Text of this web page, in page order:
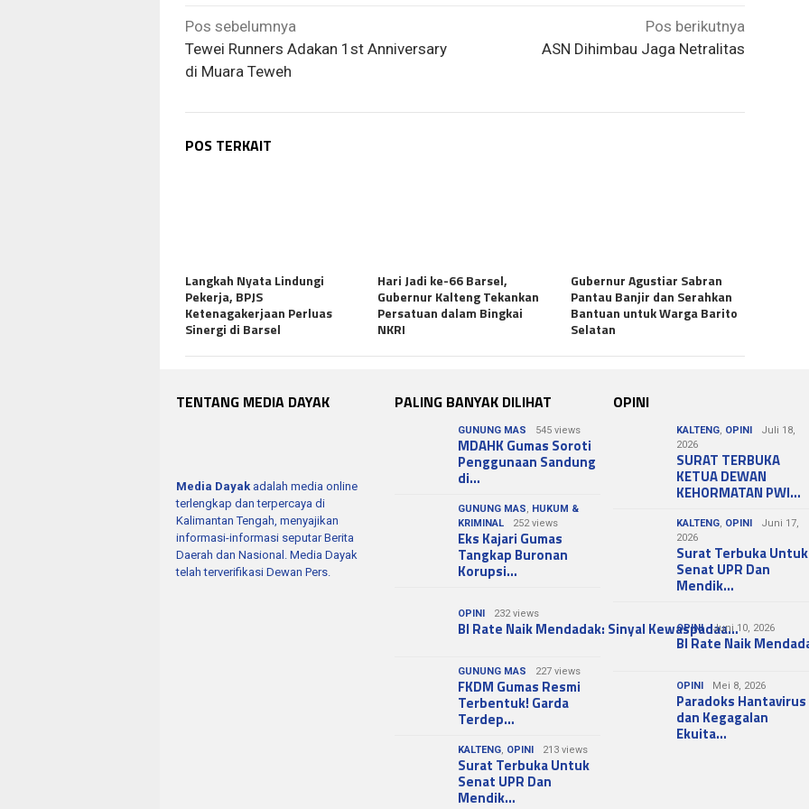
Navigasi
pos
Pos sebelumnya
Tewei Runners Adakan 1st Anniversary
di Muara Teweh
Pos berikutnya
ASN Dihimbau Jaga Netralitas
POS TERKAIT
Langkah Nyata Lindungi
Pekerja, BPJS
Ketenagakerjaan Perluas
Sinergi di Barsel
Hari Jadi ke-66 Barsel,
Gubernur Kalteng Tekankan
Persatuan dalam Bingkai
NKRI
Gubernur Agustiar Sabran
Pantau Banjir dan Serahkan
Bantuan untuk Warga Barito
Selatan
TENTANG MEDIA DAYAK
Media Dayak adalah media online
terlengkap dan terpercaya di
Kalimantan Tengah, menyajikan
informasi-informasi seputar Berita
Daerah dan Nasional. Media Dayak
telah terverifikasi Dewan Pers.
PALING BANYAK DILIHAT
GUNUNG MAS 545 views
MDAHK Gumas Soroti
Penggunaan Sandung
di…
GUNUNG MAS, HUKUM &
KRIMINAL
252 views
Eks Kajari Gumas
Tangkap Buronan
Korupsi…
OPINI 232 views
BI Rate Naik Mendadak: Sinyal Kewaspadaa…
GUNUNG MAS 227 views
FKDM Gumas Resmi
Terbentuk! Garda
Terdep…
KALTENG, OPINI 213 views
Surat Terbuka Untuk
Senat UPR Dan
Mendik…
OPINI
KALTENG, OPINI
Juli 18,
2026
SURAT TERBUKA
KETUA DEWAN
KEHORMATAN PWI…
KALTENG, OPINI
Juni 17,
2026
Surat Terbuka Untuk
Senat UPR Dan
Mendik…
OPINI Juni 10, 2026
BI Rate Naik
OPINI Mei 8, 2026
Paradoks Hantavirus
dan Kegagalan
Ekuita…